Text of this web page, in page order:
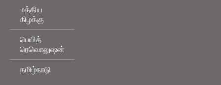
மத்திய
கிழக்கு
பெயித்
ரெவொலுஷன்
தமிழ்நாடு